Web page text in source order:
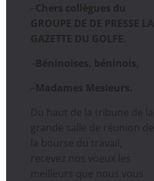
–Chers collègues du
GROUPE DE DE PRESSE LA
GAZETTE DU GOLFE.
–Béninoises, béninois,
–Madames Mesieurs.
Du haut de la tribune de la
grande salle de réunion de
la bourse du travail,
recevez nos voeux les
meilleurs que nous vous